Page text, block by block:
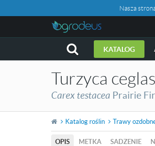
Nasza
KATALOG
Turzyca
Carex testacea Prairie
Katalog roślin Trawy
OPIS METKA SADZENIE